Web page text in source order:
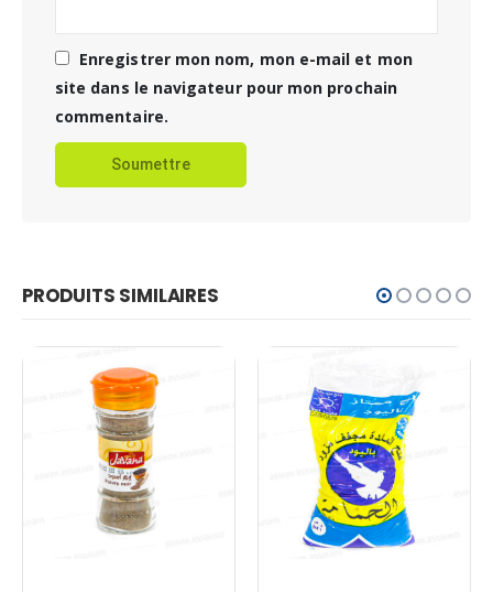
Enregistrer mon nom, mon e-mail et mon
site dans le navigateur pour mon prochain
commentaire.
PRODUITS SIMILAIRES